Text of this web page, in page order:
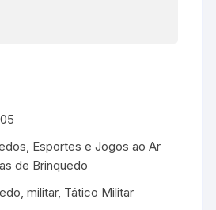
, Esportes e Jogos ao Ar
de Brinquedo
,militar, Tático Militar